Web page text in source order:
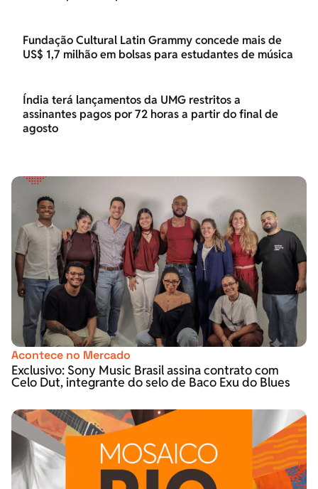
Fundação Cultural Latin Grammy concede mais de
US$ 1,7 milhão em bolsas para estudantes de música
Índia terá lançamentos da UMG restritos a
assinantes pagos por 72 horas a partir do final de
agosto
Acontece no Mercado
Exclusivo: Sony Music Brasil assina contrato com
Celo Dut, integrante do selo de Baco Exu do Blues